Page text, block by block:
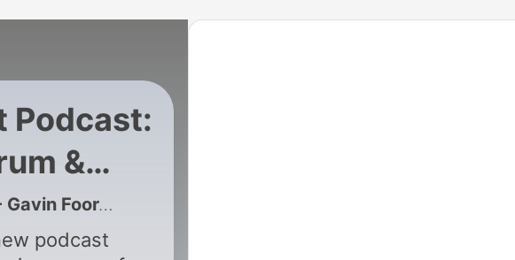
Podcast:
&
Foord (Foor)
podcast